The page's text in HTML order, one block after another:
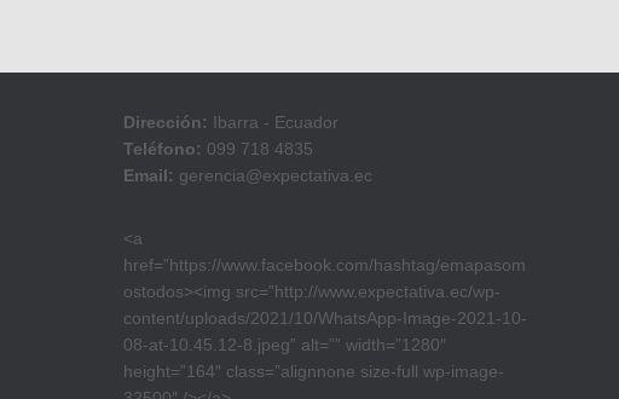
Dirección: Ibarra - Ecuador
Teléfono: 099 718 4835
Email: gerencia@expectativa.ec
<a
href=”https://www.facebook.com/hashtag/emapasom
ostodos><img src=”http://www.expectativa.ec/wp-
content/uploads/2021/10/WhatsApp-Image-2021-10-
08-at-10.45.12-8.jpeg” alt=”” width=”1280″
height=”164″ class=”alignnone size-full wp-image-